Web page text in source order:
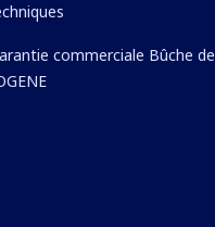
commerciale Bûche de